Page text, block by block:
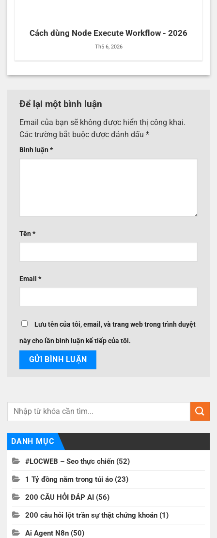
Cách dùng Node Execute Workflow - 2026
Th5 6, 2026
Để lại một bình luận
Email của bạn sẽ không được hiển thị công khai.
Các trường bắt buộc được đánh dấu *
Bình luận *
Tên *
Email *
Lưu tên của tôi, email, và trang web trong trình duyệt
này cho lần bình luận kế tiếp của tôi.
DANH MỤC
#LOCWEB – Seo thực chiến (52)
1 Tỷ đồng nằm trong túi áo (23)
200 CÂU HỎI ĐÁP AI (56)
200 câu hỏi lột trần sự thật chứng khoán (1)
Ai Agent N8n (50)